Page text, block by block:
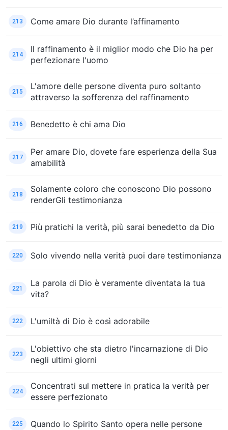
213 Come amare Dio durante l’affinamento
214
Il raffinamento è il miglior modo che Dio ha per
perfezionare l'uomo
215
L'amore delle persone diventa puro soltanto
attraverso la sofferenza del raffinamento
216 Benedetto è chi ama Dio
217
Per amare Dio, dovete fare esperienza della Sua
amabilità
218
Solamente coloro che conoscono Dio possono
renderGli testimonianza
219 Più pratichi la verità, più sarai benedetto da Dio
220 Solo vivendo nella verità puoi dare testimonianza
221
La parola di Dio è veramente diventata la tua
vita?
222 L'umiltà di Dio è così adorabile
223
L'obiettivo che sta dietro l'incarnazione di Dio
negli ultimi giorni
224
Concentrati sul mettere in pratica la verità per
essere perfezionato
225 Quando lo Spirito Santo opera nelle persone